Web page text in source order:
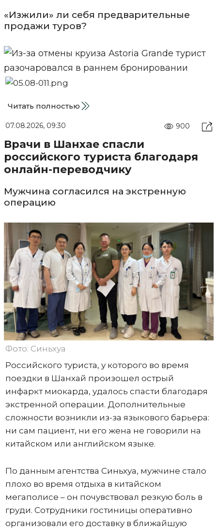
«Изжили» ли себя предварительные
продажи туров?
Читать полностью
07.08.2026, 09:30 900
Врачи в Шанхае спасли
российского туриста благодаря
онлайн-переводчику
Мужчина согласился на экстренную
операцию
Фото: Синьхуа
Российского туриста, у которого во время
поездки в Шанхай произошел острый
инфаркт миокарда, удалось спасти благодаря
экстренной операции. Дополнительные
сложности возникли из-за языкового барьера:
ни сам пациент, ни его жена не говорили на
китайском или английском языке.
По данным агентства Синьхуа, мужчине стало
плохо во время отдыха в китайском
мегаполисе – он почувствовал резкую боль в
груди. Сотрудники гостиницы оперативно
организовали его доставку в ближайшую